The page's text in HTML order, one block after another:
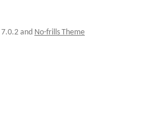
7.0.2 and No-frills Theme